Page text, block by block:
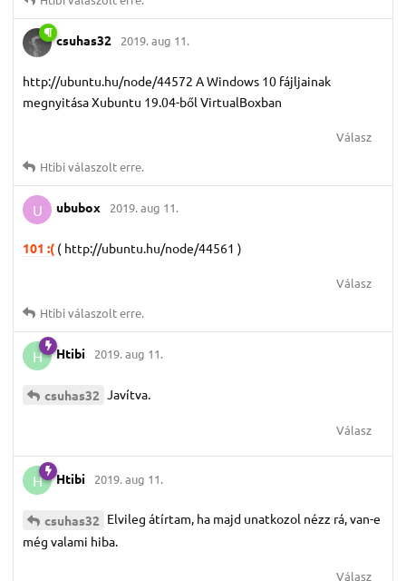
csuhas32 2019. aug 11.
http://ubuntu.hu/node/44572 A Windows 10 fájljainak
megnyitása Xubuntu 19.04-ből VirtualBoxban
Válasz
Htibiválaszolt erre.
U ububox 2019. aug 11.
101 :( ( http://ubuntu.hu/node/44561 )
Válasz
Htibiválaszolt erre.
H Htibi 2019. aug 11.
csuhas32 Javítva.
Válasz
H Htibi 2019. aug 11.
csuhas32 Elvileg átírtam, ha majd unatkozol nézz rá, van-e
még valami hiba.
Válasz